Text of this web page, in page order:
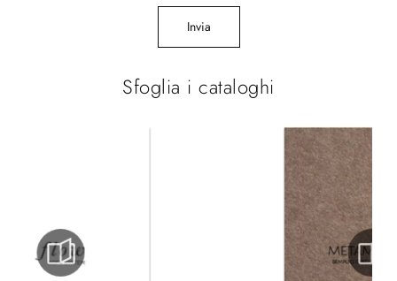
Sfoglia i cataloghi
Invia